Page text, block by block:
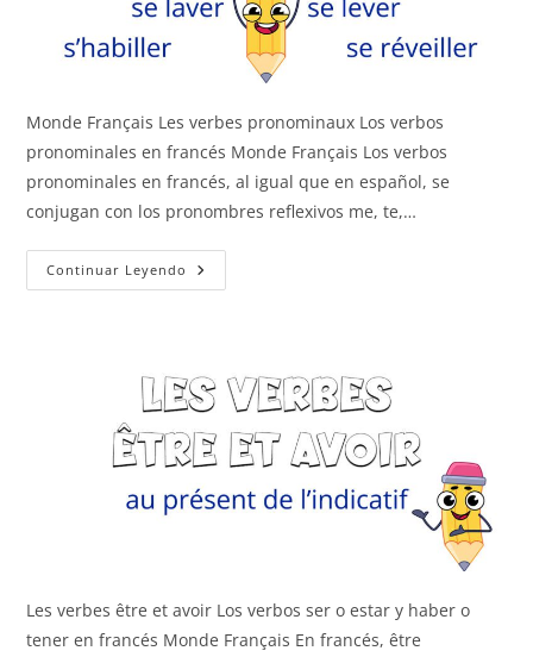
Monde Français Les verbes pronominaux Los verbos
pronominales en francés Monde Français Los verbos
pronominales en francés, al igual que en español, se
conjugan con los pronombres reflexivos me, te,…
Continuar Leyendo Los
Verbos
Les verbes être et avoir Los verbos ser o estar y haber o
tener en francés Monde Français En francés, être